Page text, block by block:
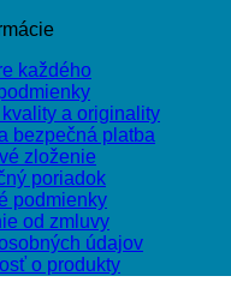
každého
a originality
bezpečná platba
zloženie
poriadok
podmienky
od zmluvy
údajov
o produkty